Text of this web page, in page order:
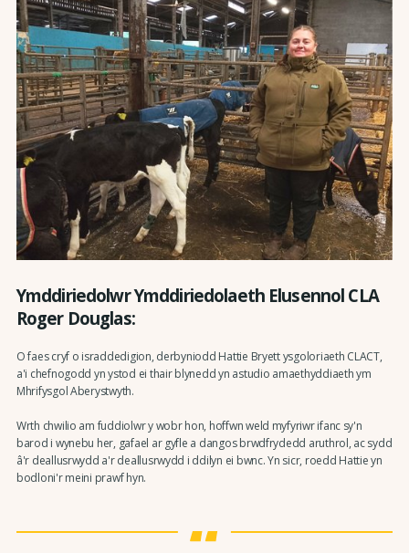
Ymddiriedolwr Ymddiriedolaeth Elusennol CLA
Roger Douglas:
O faes cryf o israddedigion, derbyniodd Hattie Bryett ysgoloriaeth CLACT,
a'i chefnogodd yn ystod ei thair blynedd yn astudio amaethyddiaeth ym
Mhrifysgol Aberystwyth.
Wrth chwilio am fuddiolwr y wobr hon, hoffwn weld myfyriwr ifanc sy'n
barod i wynebu her, gafael ar gyfle a dangos brwdfrydedd aruthrol, ac sydd
â'r deallusrwydd a'r deallusrwydd i ddilyn ei bwnc. Yn sicr, roedd Hattie yn
bodloni'r meini prawf hyn.